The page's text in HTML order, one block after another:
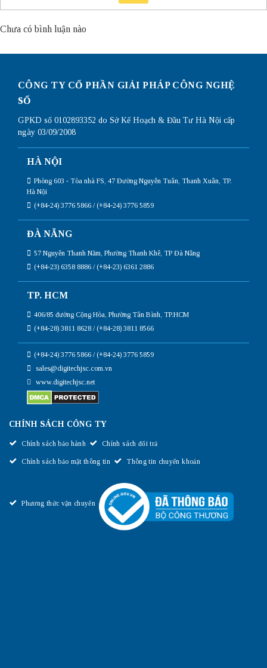
Chưa có bình luận nào
CÔNG TY CỔ PHẦN GIẢI PHÁP CÔNG NGHỆ
SỐ
GPKD số 0102893352 do Sở Kế Hoạch & Đầu Tư Hà Nội cấp
ngày 03/09/2008
HÀ NỘI
Phòng 603 - Tòa nhà FS, 47 Đường Nguyễn Tuân, Thanh Xuân, TP.
Hà Nội
(+84-24) 3776 5866 / (+84-24) 3776 5859
ĐÀ NẴNG
57 Nguyễn Thanh Năm, Phường Thanh Khê, TP Đà Nẵng
(+84-23) 6358 8886 / (+84-23) 6361 2886
TP. HCM
406/85 đường Cộng Hòa, Phường Tân Bình, TP.HCM
(+84-28) 3811 8628 / (+84-28) 3811 8566
(+84-24) 3776 5866 / (+84-24) 3776 5859
sales@digitechjsc.com.vn
www.digitechjsc.net
CHÍNH SÁCH CÔNG TY
Chính sách bảo hành Chính sách đổi trả
Chính sách bảo mật thông tin Thông tin chuyển khoản
Phương thức vận chuyển